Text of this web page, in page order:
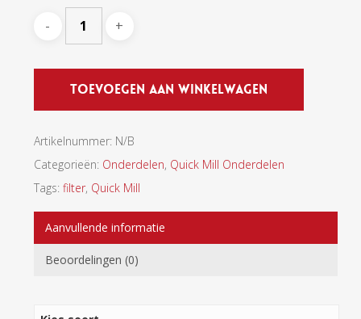
Toevoegen Aan Winkelwagen
Artikelnummer: N/B
Categorieën: Onderdelen, Quick Mill Onderdelen
Tags: filter, Quick Mill
Aanvullende informatie
Beoordelingen (0)